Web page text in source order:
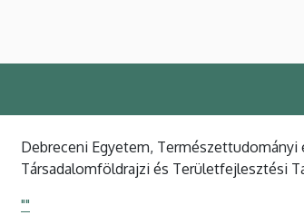
Debreceni Egyetem,
Társadalomföldrajzi és Területfejlesztési
""